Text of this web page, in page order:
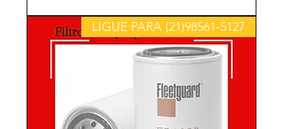
LIGUE PARA (21)98561-5127